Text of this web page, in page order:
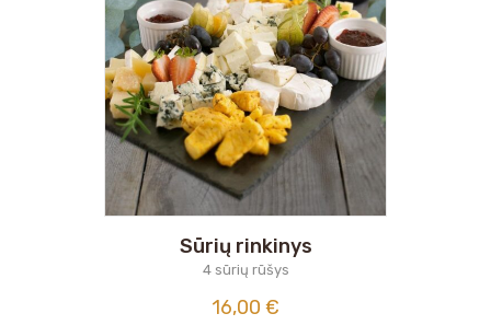
Sūrių rinkinys
4 sūrių rūšys
16,00 €